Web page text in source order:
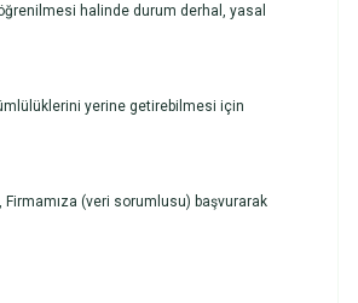
halinde durum derhal, yasal
yerine getirebilmesi için
Firmamıza (veri sorumlusu) başvurarak